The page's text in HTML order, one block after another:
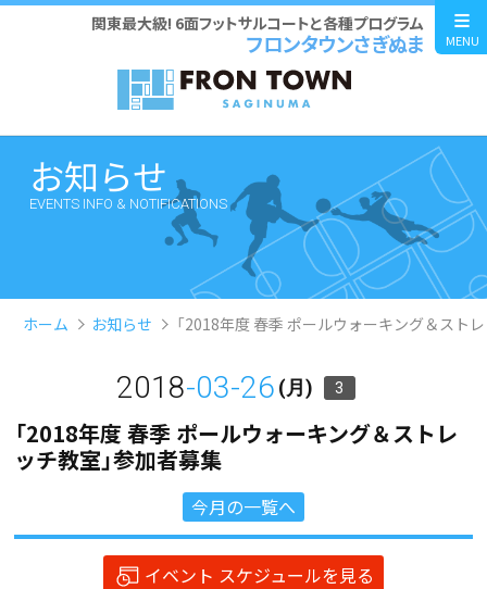
関東最大級! 6面フットサルコートと各種プログラム
フロンタウンさぎぬま MENU
お知らせ
EVENTS INFO & NOTIFICATIONS
ホーム お知らせ 「2018年度 春季 ポールウォーキング＆スト
2018-03-26 (月) 3
「2018年度 春季 ポールウォーキング＆ストレ
ッチ教室」参加者募集
今月の一覧へ
イベント スケジュールを見る